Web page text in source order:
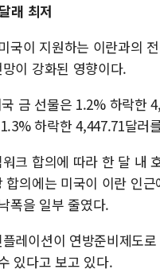
래 최저
국이 지원하는 이란과의
이 강화된 영향이다.
금 선물은 1.2% 하락한
하락한 4,447.71달러
크 합의에 따라 한 달 내
의에는 미국이 이란 인
폭을 일부 줄였다.
레이션이 연방준비제도
있다고 보고 있다.